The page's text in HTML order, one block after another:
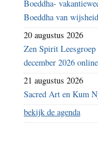
Boeddha-
Boeddha van wijsheid
20 augustus 2026
Zen Spirit
december 2026 online
21 augustus 2026
Sacred Art en Kum
bekijk de agenda